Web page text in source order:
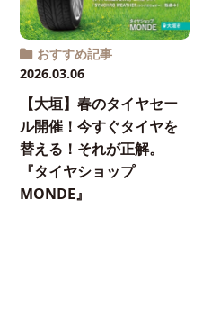
おすすめ記事
2026.03.06
【大垣】春のタイヤセー
ル開催！今すぐタイヤを
替える！それが正解。
『タイヤショップ
MONDE』